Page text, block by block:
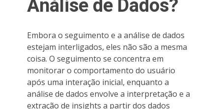
Análise de Dados?
Embora o seguimento e a análise de dados
estejam interligados, eles não são a mesma
coisa. O seguimento se concentra em
monitorar o comportamento do usuário
após uma interação inicial, enquanto a
análise de dados envolve a interpretação e a
extração de insights a partir dos dados